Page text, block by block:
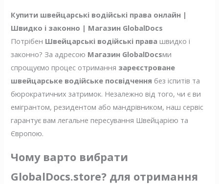
Купити швейцарські водійські права онлайн |
Швидко і законно | Магазин GlobalDocs
Потрібен Швейцарські водійські права швидко і
законно? За адресою Магазин GlobalDocsми
спрощуємо процес отримання зареєстроване
швейцарське водійське посвідчення без іспитів та
бюрократичних затримок. Незалежно від того, чи є ви
емігрантом, резидентом або мандрівником, наш сервіс
гарантує вам легальне пересування Швейцарією та
Європою.
Чому варто вибрати
GlobalDocs.store? для отримання